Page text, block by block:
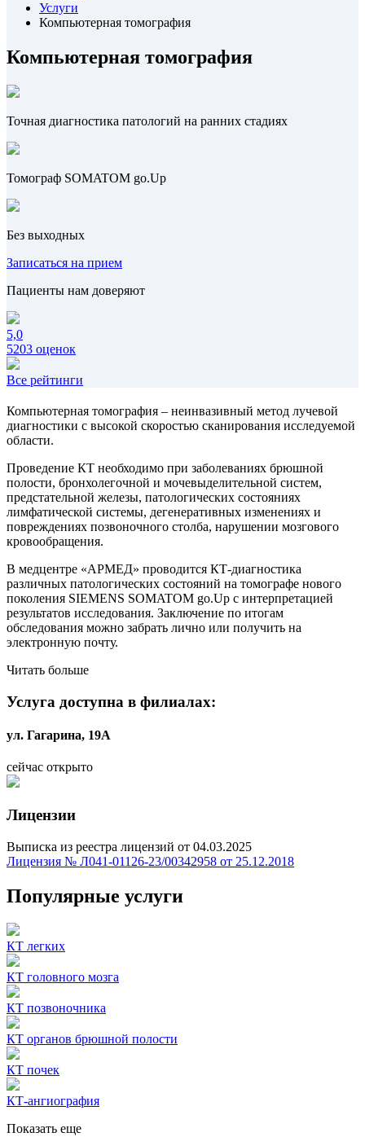
Услуги
Компьютерная томография
Компьютерная томография
Точная диагностика патологий на ранних стадиях
Томограф SOMATOM go.Up
Без выходных
Записаться на прием
Пациенты нам доверяют
5,0
5203 оценок
Все рейтинги
Компьютерная томография – неинвазивный метод лучевой
диагностики с высокой скоростью сканирования исследуемой
области.
Проведение КТ необходимо при заболеваниях брюшной
полости, бронхолегочной и мочевыделительной систем,
предстательной железы, патологических состояниях
лимфатической системы, дегенеративных изменениях и
повреждениях позвоночного столба, нарушении мозгового
кровообращения.
В медцентре «АРМЕД» проводится КТ-диагностика
различных патологических состояний на томографе нового
поколения SIEMENS SOMATOM go.Up с интерпретацией
результатов исследования. Заключение по итогам
обследования можно забрать лично или получить на
электронную почту.
Читать больше
Услуга доступна в филиалах:
ул. Гагарина, 19А
сейчас открыто
Лицензии
Выписка из реестра лицензий от 04.03.2025
Лицензия № Л041-01126-23/00342958 от 25.12.2018
Популярные услуги
КТ легких
КТ головного мозга
КТ позвоночника
КТ органов брюшной полости
КТ почек
КТ-ангиография
Показать еще